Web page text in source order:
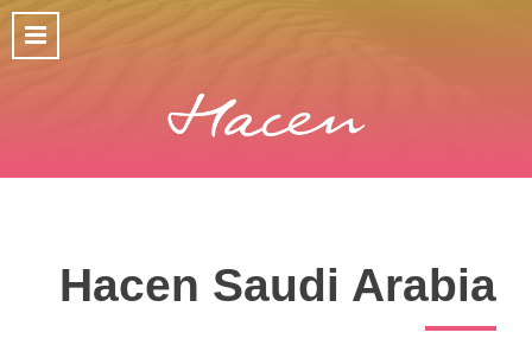
Hacen Saudi Arabia